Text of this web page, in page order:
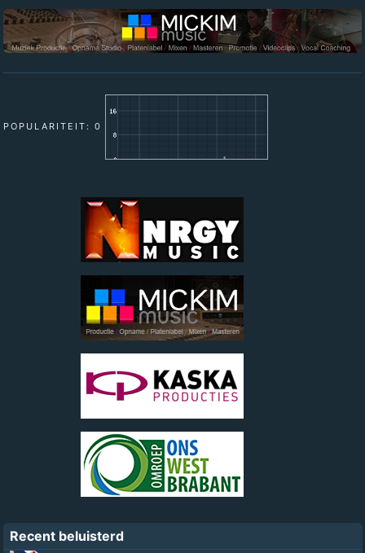
POPULARITEIT: 0
Recent beluisterd